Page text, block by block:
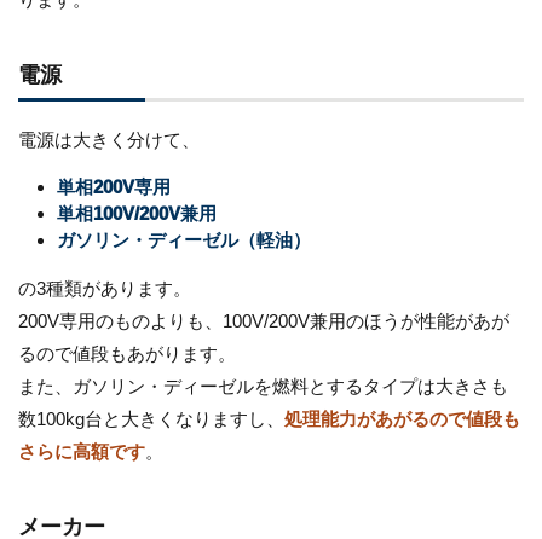
電源
電源は大きく分けて、
単相200V専用
単相100V/200V兼用
ガソリン・ディーゼル（軽油）
の3種類があります。
200V専用のものよりも、100V/200V兼用のほうが性能があが
るので値段もあがります。
また、ガソリン・ディーゼルを燃料とするタイプは大きさも
数100kg台と大きくなりますし、 処理能力があがるので値段も
さらに高額です。
メーカー